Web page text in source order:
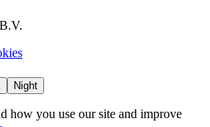
Night
how you use our site and improve